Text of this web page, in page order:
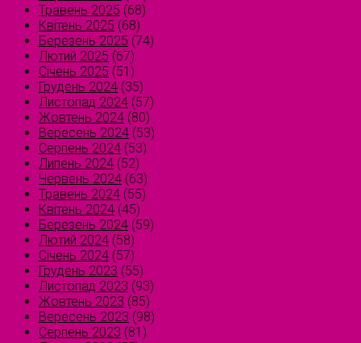
Травень 2025 (68)
Квітень 2025 (68)
Березень 2025 (74)
Лютий 2025 (67)
Січень 2025 (51)
Грудень 2024 (35)
Листопад 2024 (57)
Жовтень 2024 (80)
Вересень 2024 (53)
Серпень 2024 (53)
Липень 2024 (52)
Червень 2024 (63)
Травень 2024 (55)
Квітень 2024 (45)
Березень 2024 (59)
Лютий 2024 (58)
Січень 2024 (57)
Грудень 2023 (55)
Листопад 2023 (93)
Жовтень 2023 (85)
Вересень 2023 (98)
Серпень 2023 (81)